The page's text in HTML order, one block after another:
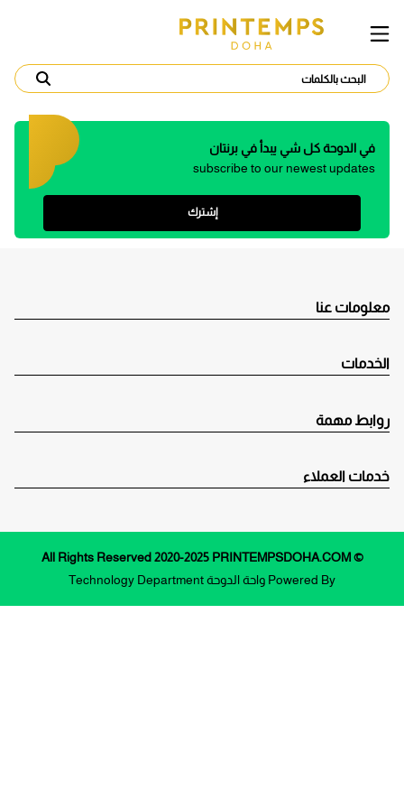
في الدوحة كل شي يبدأ في برنتان
subscribe to our newest updates
إشترك
معلومات عنا
الخدمات
روابط مهمة
خدمات العملاء
© All Rights Reserved 2020-2025 PRINTEMPSDOHA.COM
Powered By واحة الدوحة